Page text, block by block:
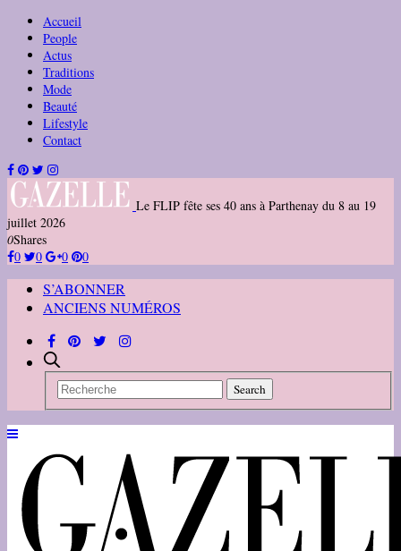
Accueil
People
Actus
Traditions
Mode
Beauté
Lifestyle
Contact
Le FLIP fête ses 40 ans à Parthenay du 8 au 19
juillet 2026
0Shares
0
0 0 0
S’ABONNER
ANCIENS NUMÉROS